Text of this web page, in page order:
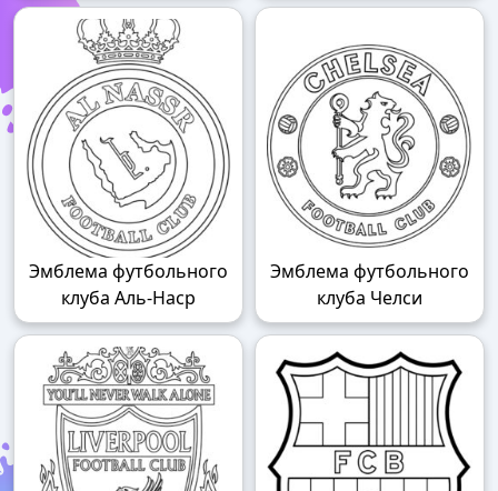
Эмблема футбольного
клуба Аль-Наср
Эмблема футбольного
клуба Челси